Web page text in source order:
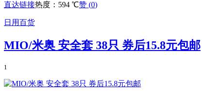
直达链接热度：594 ℃赞 (0)
日用百货
MIO/米奥 安全套 38只 券后15.8元包邮
1